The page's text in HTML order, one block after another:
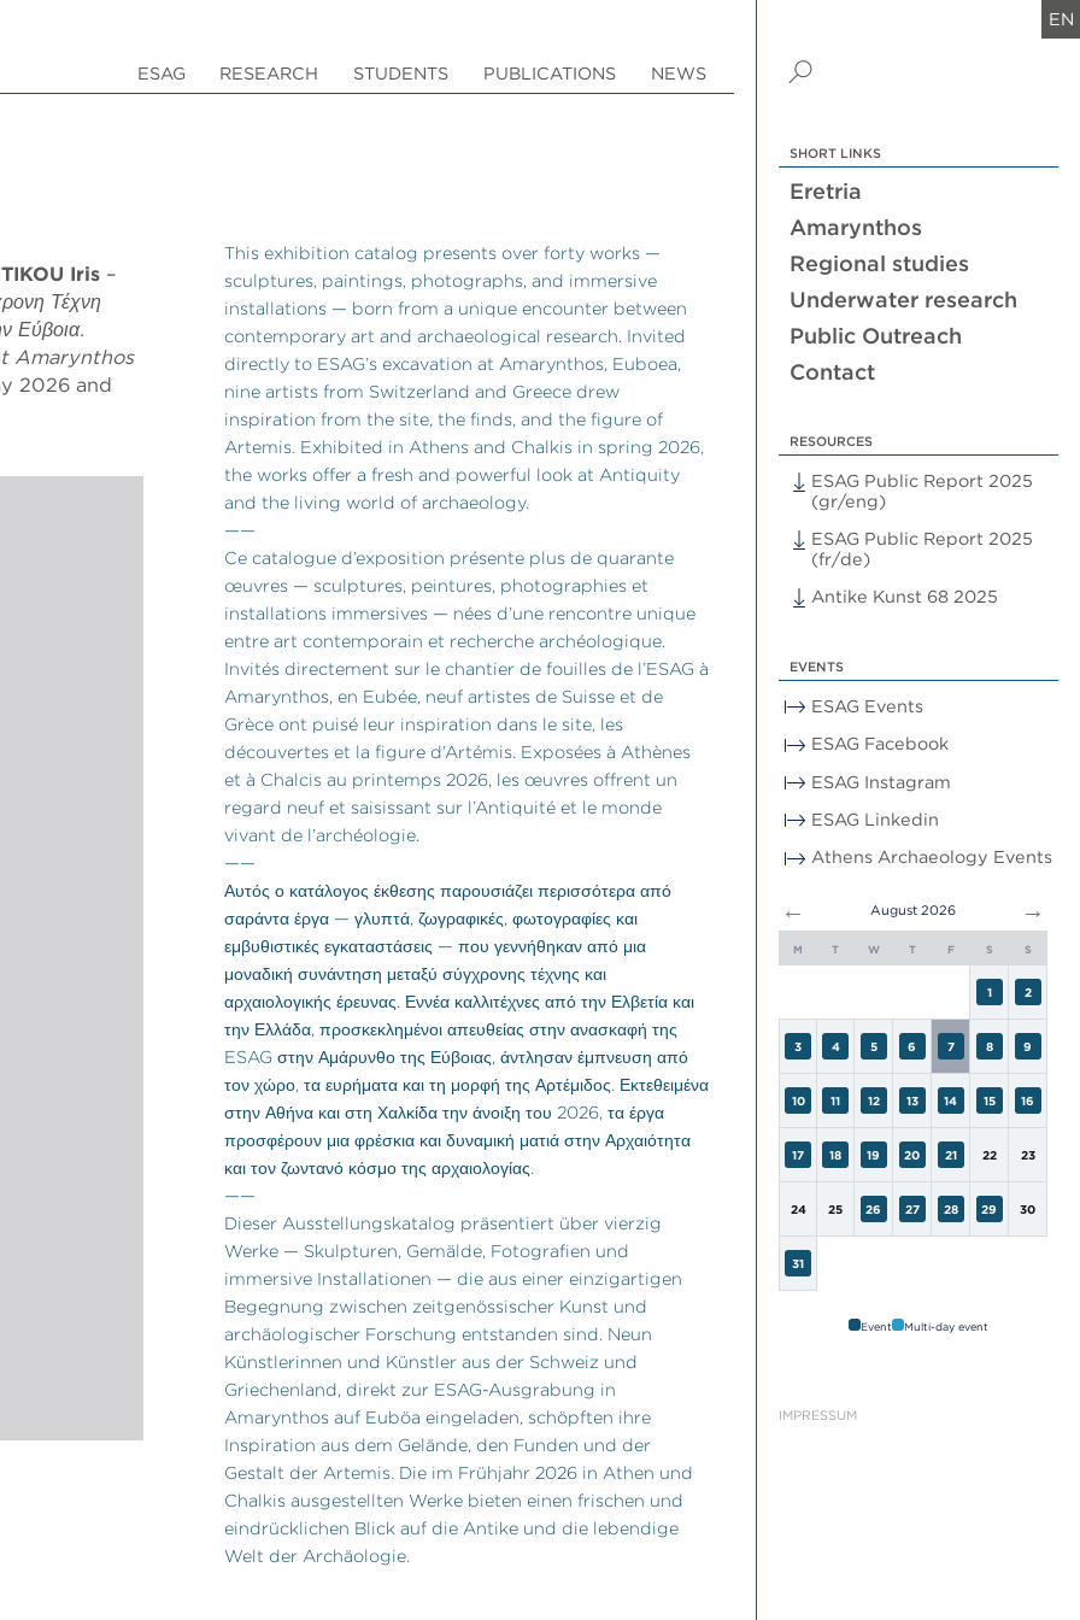
ESAG RESEARCH STUDENTS PUBLICATIONS NEWS
EN
SHORT LINKS
Eretria
Amarynthos
Regional studies
Underwater research
Public Outreach
Contact
RESOURCES
ESAG Public Report 2025
(gr/eng)
ESAG Public Report 2025
(fr/de)
Antike Kunst 68 2025
EVENTS
ESAG Events
ESAG Facebook
ESAG Instagram
ESAG Linkedin
Athens Archaeology Events
← August 2026 →
M T W T F S S
1 2
3 4 5 6 7 8 9
10 11 12 13 14 15 16
17 18 19 20 21 22 23
24 25 26 27 28 29 30
31
Event Multi-day event
IMPRESSUM
Iris –
Τέχνη
Εύβοια.
Amarynthos
2026 and
This exhibition catalog presents over forty works —
sculptures, paintings, photographs, and immersive
installations — born from a unique encounter between
contemporary art and archaeological research. Invited
directly to ESAG’s excavation at Amarynthos, Euboea,
nine artists from Switzerland and Greece drew
inspiration from the site, the finds, and the figure of
Artemis. Exhibited in Athens and Chalkis in spring 2026,
the works offer a fresh and powerful look at Antiquity
and the living world of archaeology.
——
Ce catalogue d’exposition présente plus de quarante
œuvres — sculptures, peintures, photographies et
installations immersives — nées d’une rencontre unique
entre art contemporain et recherche archéologique.
Invités directement sur le chantier de fouilles de l’ESAG à
Amarynthos, en Eubée, neuf artistes de Suisse et de
Grèce ont puisé leur inspiration dans le site, les
découvertes et la figure d’Artémis. Exposées à Athènes
et à Chalcis au printemps 2026, les œuvres offrent un
regard neuf et saisissant sur l’Antiquité et le monde
vivant de l’archéologie.
——
Αυτός ο κατάλογος έκθεσης παρουσιάζει περισσότερα από
σαράντα έργα — γλυπτά, ζωγραφικές, φωτογραφίες και
εμβυθιστικές εγκαταστάσεις — που γεννήθηκαν από μια
μοναδική συνάντηση μεταξύ σύγχρονης τέχνης και
αρχαιολογικής έρευνας. Εννέα καλλιτέχνες από την Ελβετία και
την Ελλάδα, προσκεκλημένοι απευθείας στην ανασκαφή της
ESAG στην Αμάρυνθο της Εύβοιας, άντλησαν έμπνευση από
τον χώρο, τα ευρήματα και τη μορφή της Αρτέμιδος. Εκτεθειμένα
στην Αθήνα και στη Χαλκίδα την άνοιξη του 2026, τα έργα
προσφέρουν μια φρέσκια και δυναμική ματιά στην Αρχαιότητα
και τον ζωντανό κόσμο της αρχαιολογίας.
——
Dieser Ausstellungskatalog präsentiert über vierzig
Werke — Skulpturen, Gemälde, Fotografien und
immersive Installationen — die aus einer einzigartigen
Begegnung zwischen zeitgenössischer Kunst und
archäologischer Forschung entstanden sind. Neun
Künstlerinnen und Künstler aus der Schweiz und
Griechenland, direkt zur ESAG-Ausgrabung in
Amarynthos auf Euböa eingeladen, schöpften ihre
Inspiration aus dem Gelände, den Funden und der
Gestalt der Artemis. Die im Frühjahr 2026 in Athen und
Chalkis ausgestellten Werke bieten einen frischen und
eindrücklichen Blick auf die Antike und die lebendige
Welt der Archäologie.